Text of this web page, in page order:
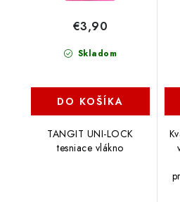
Skladom
€3,90
DO KOŠÍKA
TANGIT UNI-LOCK
tesniace vlákno